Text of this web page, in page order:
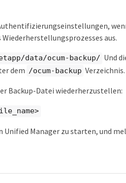
aus.
data/ocum-backup/ Und
dem /ocum-backup Verzeichnis.
Backup-Datei wiederherzustellen:
Unified Manager zu starten, und